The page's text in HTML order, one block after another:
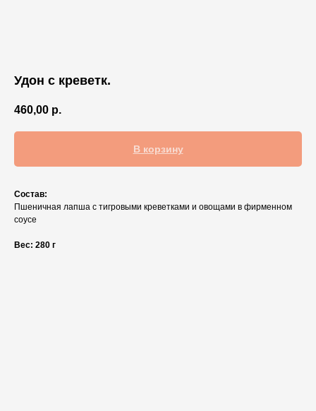
Удон с креветк.
460,00 р.
В корзину
Состав:
Пшеничная лапша с тигровыми креветками и овощами в фирменном
соусе
Вес: 280 г